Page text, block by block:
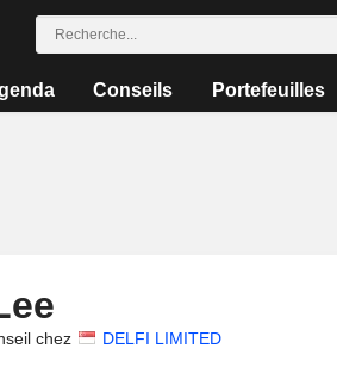
Conseils Portefeuilles
chez DELFI LIMITED